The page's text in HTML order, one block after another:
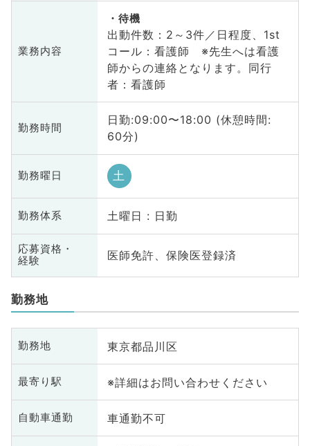
業務内容
待機
出動件数：2～3件／日程度、1st
コール：看護師 ※先生へは看護
師からの連絡となります。同行
者：看護師
勤務時間
日勤:09:00〜18:00 (休憩時間:
60分)
勤務曜日 土
勤務体系 土曜日 : 日勤
応募資格・
経験
医師免許、保険医登録済
勤務地
勤務地 東京都品川区
最寄り駅 ※詳細はお問い合わせください
自動車通勤 車通勤不可